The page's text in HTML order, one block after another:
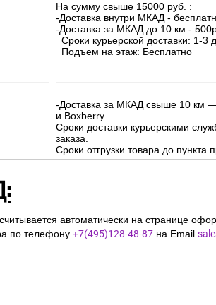
На сумму свыше 15000 руб. :
-Доставка внутри МКАД -
-Доставка за МКАД до 10 км -
Сроки курьерской доставки: 1-3
Подъем на этаж: Бесплатно
-Доставка за МКАД свыше 10 км —
и Boxberry
Сроки доставки курьерскими
заказа.
Сроки отгрузки товара до
автоматически на странице
по телефону +7(495)128-48-87 на Email